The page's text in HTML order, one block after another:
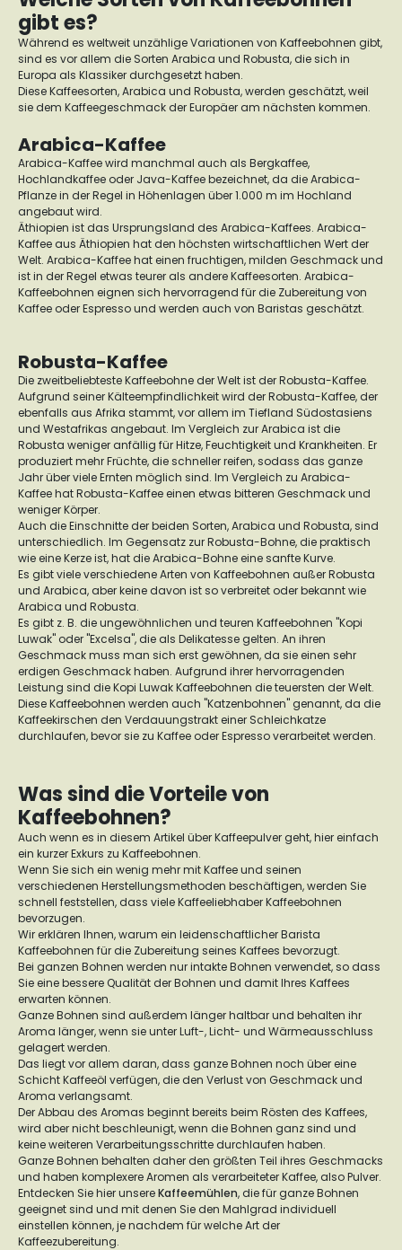
gibt es?
Während es weltweit unzählige Variationen von Kaffeebohnen gibt,
sind es vor allem die Sorten Arabica und Robusta, die sich in
Europa als Klassiker durchgesetzt haben.
Diese Kaffeesorten, Arabica und Robusta, werden geschätzt, weil
sie dem Kaffeegeschmack der Europäer am nächsten kommen.
Arabica-Kaffee
Arabica-Kaffee wird manchmal auch als Bergkaffee,
Hochlandkaffee oder Java-Kaffee bezeichnet, da die Arabica-
Pflanze in der Regel in Höhenlagen über 1.000 m im Hochland
angebaut wird.
Äthiopien ist das Ursprungsland des Arabica-Kaffees. Arabica-
Kaffee aus Äthiopien hat den höchsten wirtschaftlichen Wert der
Welt. Arabica-Kaffee hat einen fruchtigen, milden Geschmack und
ist in der Regel etwas teurer als andere Kaffeesorten. Arabica-
Kaffeebohnen eignen sich hervorragend für die Zubereitung von
Kaffee oder Espresso und werden auch von Baristas geschätzt.
Robusta-Kaffee
Die zweitbeliebteste Kaffeebohne der Welt ist der Robusta-Kaffee.
Aufgrund seiner Kälteempfindlichkeit wird der Robusta-Kaffee, der
ebenfalls aus Afrika stammt, vor allem im Tiefland Südostasiens
und Westafrikas angebaut. Im Vergleich zur Arabica ist die
Robusta weniger anfällig für Hitze, Feuchtigkeit und Krankheiten. Er
produziert mehr Früchte, die schneller reifen, sodass das ganze
Jahr über viele Ernten möglich sind. Im Vergleich zu Arabica-
Kaffee hat Robusta-Kaffee einen etwas bitteren Geschmack und
weniger Körper.
Auch die Einschnitte der beiden Sorten, Arabica und Robusta, sind
unterschiedlich. Im Gegensatz zur Robusta-Bohne, die praktisch
wie eine Kerze ist, hat die Arabica-Bohne eine sanfte Kurve.
Es gibt viele verschiedene Arten von Kaffeebohnen außer Robusta
und Arabica, aber keine davon ist so verbreitet oder bekannt wie
Arabica und Robusta.
Es gibt z. B. die ungewöhnlichen und teuren Kaffeebohnen "Kopi
Luwak" oder "Excelsa", die als Delikatesse gelten. An ihren
Geschmack muss man sich erst gewöhnen, da sie einen sehr
erdigen Geschmack haben. Aufgrund ihrer hervorragenden
Leistung sind die Kopi Luwak Kaffeebohnen die teuersten der Welt.
Diese Kaffeebohnen werden auch "Katzenbohnen" genannt, da die
Kaffeekirschen den Verdauungstrakt einer Schleichkatze
durchlaufen, bevor sie zu Kaffee oder Espresso verarbeitet werden.
Was sind die Vorteile von
Kaffeebohnen?
Auch wenn es in diesem Artikel über Kaffeepulver geht, hier einfach
ein kurzer Exkurs zu Kaffeebohnen.
Wenn Sie sich ein wenig mehr mit Kaffee und seinen
verschiedenen Herstellungsmethoden beschäftigen, werden Sie
schnell feststellen, dass viele Kaffeeliebhaber Kaffeebohnen
bevorzugen.
Wir erklären Ihnen, warum ein leidenschaftlicher Barista
Kaffeebohnen für die Zubereitung seines Kaffees bevorzugt.
Bei ganzen Bohnen werden nur intakte Bohnen verwendet, so dass
Sie eine bessere Qualität der Bohnen und damit Ihres Kaffees
erwarten können.
Ganze Bohnen sind außerdem länger haltbar und behalten ihr
Aroma länger, wenn sie unter Luft-, Licht- und Wärmeausschluss
gelagert werden.
Das liegt vor allem daran, dass ganze Bohnen noch über eine
Schicht Kaffeeöl verfügen, die den Verlust von Geschmack und
Aroma verlangsamt.
Der Abbau des Aromas beginnt bereits beim Rösten des Kaffees,
wird aber nicht beschleunigt, wenn die Bohnen ganz sind und
keine weiteren Verarbeitungsschritte durchlaufen haben.
Ganze Bohnen behalten daher den größten Teil ihres Geschmacks
und haben komplexere Aromen als verarbeiteter Kaffee, also Pulver.
Entdecken Sie hier unsereKaffeemühlen, die für ganze Bohnen
geeignet sind und mit denen Sie den Mahlgrad individuell
einstellen können, je nachdem für welche Art der
Kaffeezubereitung.